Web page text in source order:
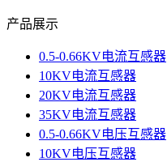
产品展示
0.5-0.66KV电流互感器
10KV电流互感器
20KV电流互感器
35KV电流互感器
0.5-0.66KV电压互感器
10KV电压互感器